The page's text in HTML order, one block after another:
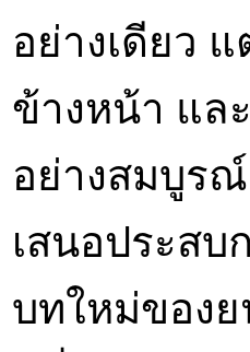
อย่างเดียว
ข้างหน้า แล
อย่างสมบูร
เสนอประส
บทใหม่ของ